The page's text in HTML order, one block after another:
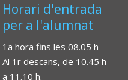
Horari d'entrada
per a l'alumnat
1a hora fins les 08.05 h
Al 1r descans, de 10.45 h
a 11.10 h.